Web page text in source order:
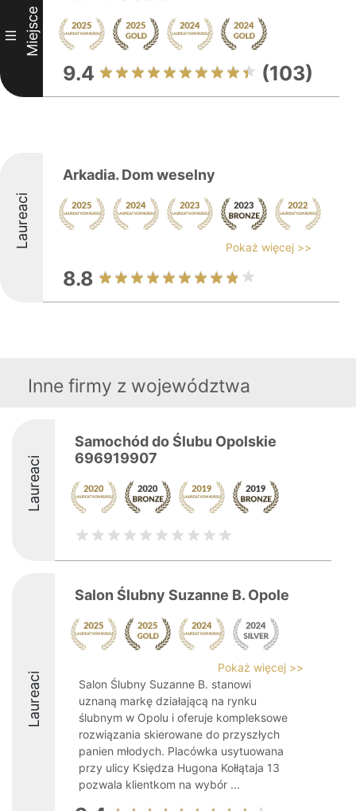
III Miejsce
9.4 (103)
Laureaci
Arkadia. Dom weselny
Pokaż więcej >>
8.8
Inne firmy z województwa
Laureaci
Samochód do Ślubu Opolskie
696919907
Laureaci
Salon Ślubny Suzanne B. Opole
Pokaż więcej >>
Salon Ślubny Suzanne B. stanowi
uznaną markę działającą na rynku
ślubnym w Opolu i oferuje kompleksowe
rozwiązania skierowane do przyszłych
panien młodych. Placówka usytuowana
przy ulicy Księdza Hugona Kołłątaja 13
pozwala klientkom na wybór ...